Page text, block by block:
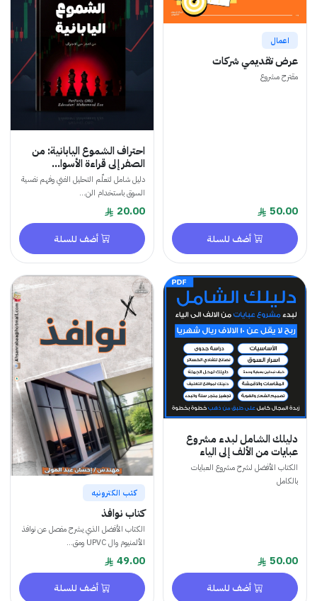
شركات
أضف للسلة
احتراف الشموع اليابانية: من
الصفر إلى قراءة الأسوا...
دليل شامل لتعلّم التحليل الفني وفهم نفسية
السوق باستخدام الن...
أضف للسلة
الشامل لبدء مشروع
من الألف إلى الياء
الأفضل لشرح مشروع العبايات
أضف للسلة
كتب الكترونيه
كتاب نوافذ
الكتاب الأفضل الذي يشرح مفصل عن نوافذ
الألمنيوم وال UPVC ومق...
أضف للسلة